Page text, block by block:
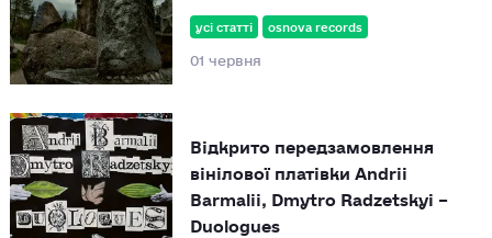
усі статті osnova records
01 червня
Відкрито передзамовлення
вінілової платівки Andrii
Barmalii, Dmytro Radzetskyi –
Duologues